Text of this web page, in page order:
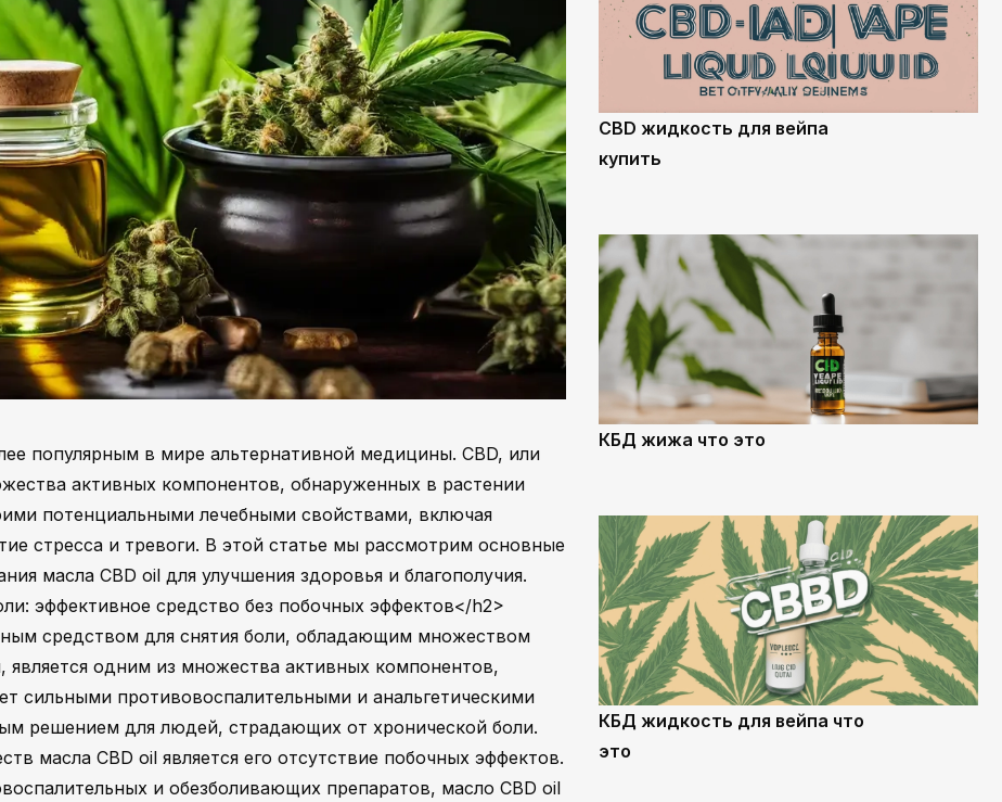
популярным в мире альтернативной медицины. CBD, или
активных компонентов, обнаруженных в растении
потенциальными лечебными свойствами, включая
стресса и тревоги. В этой статье мы рассмотрим основные
масла CBD oil для улучшения здоровья и благополучия.
эффективное средство без побочных эффектов</h2>
средством для снятия боли, обладающим множеством
является одним из множества активных компонентов,
сильными противовоспалительными и анальгетическими
решением для людей, страдающих от хронической боли.
масла CBD oil является его отсутствие побочных эффектов.
и обезболивающих препаратов, масло CBD oil
CBD жидкость для вейпа
купить
КБД жижа что это
КБД жидкость для вейпа что
это